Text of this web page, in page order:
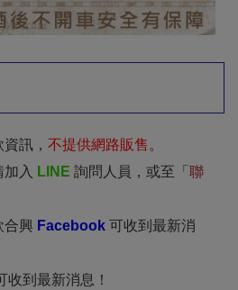
訊， 不提供網路販售 。
入
LINE 詢問人員，或至「 聯
合興 Facebook 可收到最新消
收到最新消息！